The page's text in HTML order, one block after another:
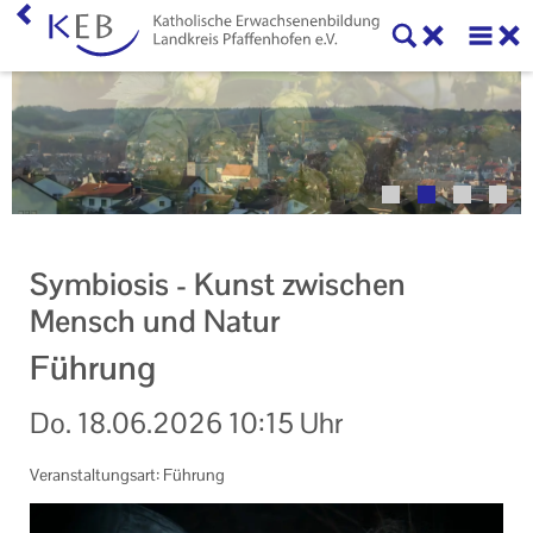
Symbiosis - Kunst zwischen
Mensch und Natur
Führung
Do. 18.06.2026 10:15 Uhr
Veranstaltungsart: Führung
Veranstaltungen
KEB Pfaffenhofen
50 Jahre KEB im Landkreis Pfaffenhofen
Geschäftsstelle
Pfaffenhofen